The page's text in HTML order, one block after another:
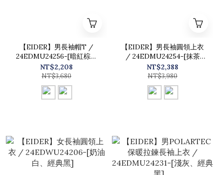
【EIDER】男長袖帽T /
24EDMU24256-[暗紅棕、
碳灰黑]
NT$2,208
NT$3,680
【EIDER】男長袖圓領上衣
/ 24EDMU24254-[抹茶
綠、經典黑]
NT$2,388
NT$3,980